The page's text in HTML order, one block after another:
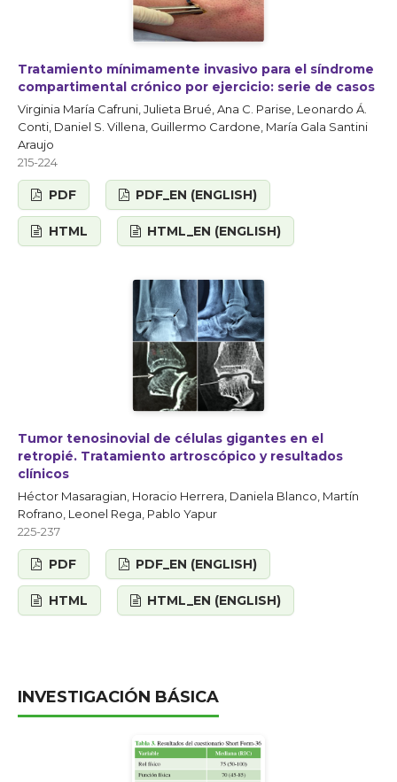
Tratamiento mínimamente invasivo para el síndrome
compartimental crónico por ejercicio: serie de casos
Virginia María Cafruni, Julieta Brué, Ana C. Parise, Leonardo Á.
Conti, Daniel S. Villena, Guillermo Cardone, María Gala Santini
Araujo
215-224
PDF PDF_EN (ENGLISH)
HTML HTML_EN (ENGLISH)
Tumor tenosinovial de células gigantes en el
retropié. Tratamiento artroscópico y resultados
clínicos
Héctor Masaragian, Horacio Herrera, Daniela Blanco, Martín
Rofrano, Leonel Rega, Pablo Yapur
225-237
PDF PDF_EN (ENGLISH)
HTML HTML_EN (ENGLISH)
INVESTIGACIÓN BÁSICA